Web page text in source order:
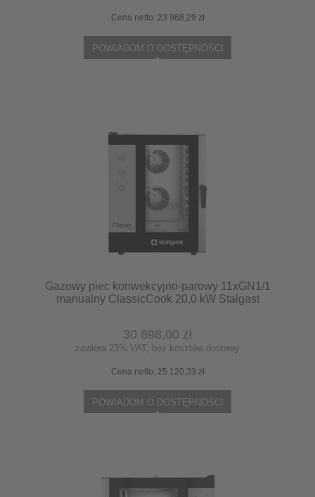
Cena netto: 23 968,29 zł
POWIADOM O DOSTĘPNOŚCI
Gazowy piec konwekcyjno-parowy 11xGN1/1
manualny ClassicCook 20,0 kW Stalgast
30 898,00 zł
zawiera 23% VAT, bez kosztów dostawy
Cena netto: 25 120,33 zł
POWIADOM O DOSTĘPNOŚCI